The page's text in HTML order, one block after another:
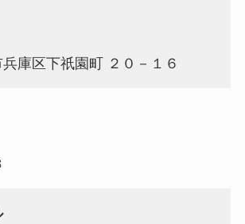
庫区下祇園町 ２０－１６